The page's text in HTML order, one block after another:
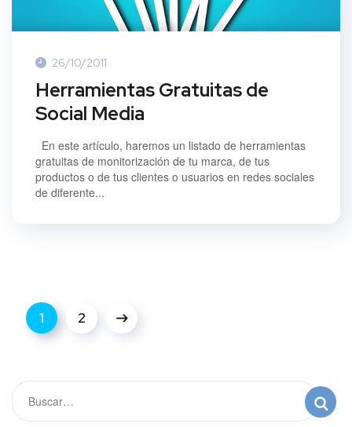
26/10/2011
Herramientas Gratuitas de
Social Media
En este artículo, haremos un listado de herramientas
gratuitas de monitorización de tu marca, de tus
productos o de tus clientes o usuarios en redes sociales
de diferente...
1 2